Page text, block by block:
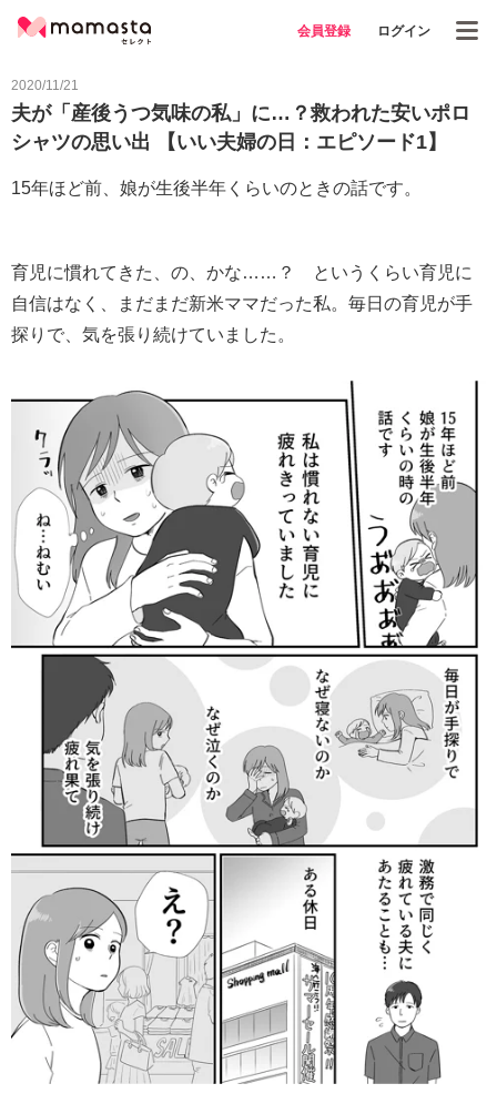
会員登録 ログイン
2020/11/21
夫が「産後うつ気味の私」に…？救われた安いポロ
シャツの思い出 【いい夫婦の日：エピソード1】
15年ほど前、娘が生後半年くらいのときの話です。
育児に慣れてきた、の、かな……？ というくらい育児に
自信はなく、まだまだ新米ママだった私。毎日の育児が手
探りで、気を張り続けていました。